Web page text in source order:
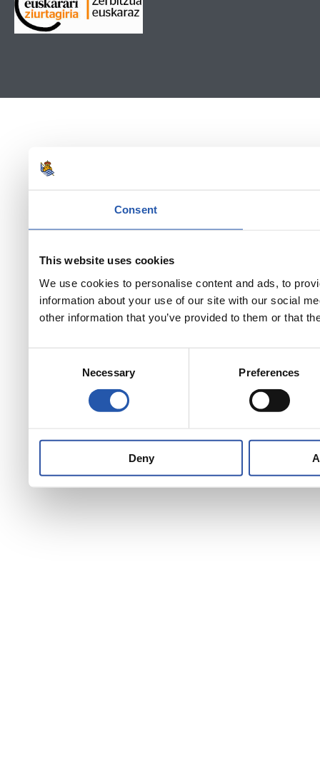
Consent
This website uses cookies
We use cookies to personalise content and ads, to
information about your use of our site with our social
other information that you’ve provided to them or that
Necessary Preferences
Deny